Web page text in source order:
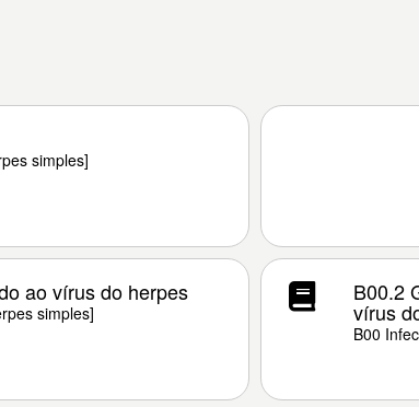
simples]
ao vírus do herpes
simples]
B00.2
vírus
B00